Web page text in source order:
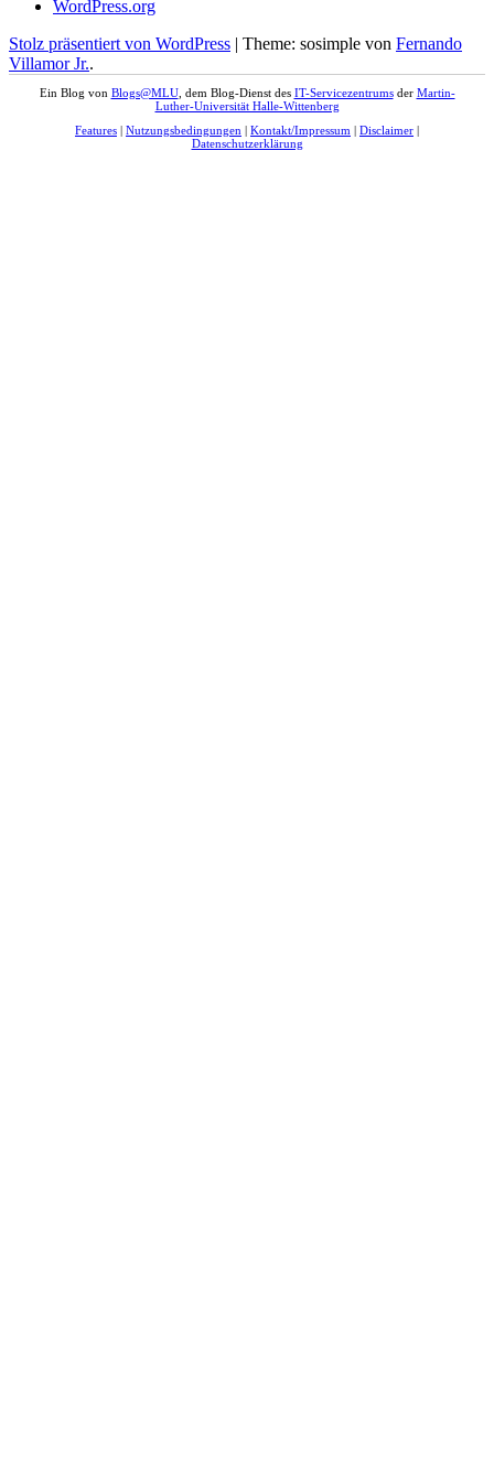
WordPress.org
Stolz präsentiert von WordPress | Theme: sosimple von Fernando
Villamor Jr..
Ein Blog von Blogs@MLU, dem Blog-Dienst des IT-Servicezentrumsder Martin-
Luther-Universität Halle-Wittenberg
Features | Nutzungsbedingungen | Kontakt/Impressum | Disclaimer |
Datenschutzerklärung